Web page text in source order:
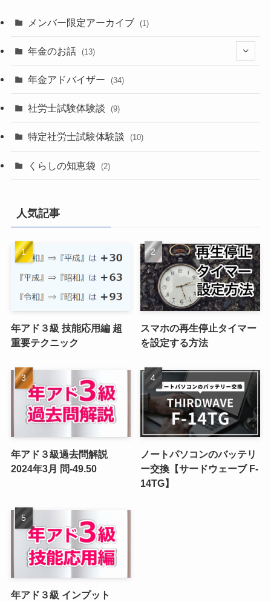
メンバー限定アーカイブ (1)
年金のお話 (13)
(1)
(1)
(1)
(2)
(1)
年金アドバイザー (34)
社労士試験体験談 (9)
特定社労士試験体験談 (10)
くらしの知恵袋 (2)
人気記事
年アド３級 技能応用編 超
重要テクニック
スマホの再生停止タイマー
を設定する方法
年アド３級過去問解説
2024年3月 問-49.50
ノートパソコンのバッテリ
ー交換【サードウェーブ F-
14TG】
年アド３級 インプット